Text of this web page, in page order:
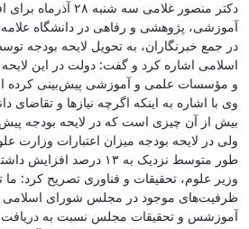
دکتر منصور غلامی سه
آموزشی، پژوهشی و رفاهی در دانشگاه علامه
در جمع خبرنگاران، به تحویل لایحه بودجه
اسلامی اشاره کرد و گفت: دولت در این لایحه
و مؤسسات علمی و آموزشی پیش‌بینی کرده
وی با اشاره به اینکه اگرچه نیازها و تقاضای
بیش از آن چیزی است که در لایحه بودجه
ولی در لایحه بودجه میزان اعتبارات وزارت
طور متوسط نزدیک به ۱۳ درصد افزایش داشته است.
وزیر علوم، تحقیقات و فناوری تصریح کرد:
ظرفیت‌های موجود در مجلس شورای
آموزشس و تحقیقات مجلس نسبت به دریافت